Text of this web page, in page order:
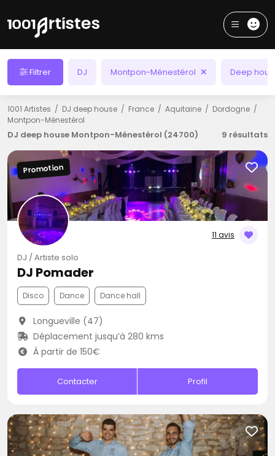
Filtrer DJ Montpon-Ménestérol Deep
1001 Artistes DJ deep house France Aquitaine
Dordogne
Montpon-Ménestérol
DJ deep house Montpon-Ménestérol (24700) 9 résultats
11 avis
Promotion
DJ / Artiste solo
DJ Pomader
Disco Dance Dance hall
Longueville (47)
Déplacement jusqu’à 280 kms
À partir de 150€
Contacter Profil